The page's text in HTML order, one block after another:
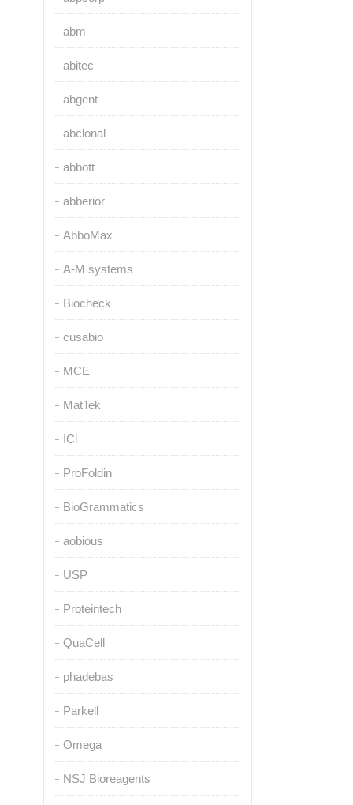
abm
abitec
abgent
abclonal
abbott
abberior
AbboMax
A-M systems
Biocheck
cusabio
MCE
MatTek
ICl
ProFoldin
BioGrammatics
aobious
USP
Proteintech
QuaCell
phadebas
Parkell
Omega
NSJ Bioreagents